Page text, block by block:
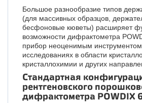
Большое разнообразие типов
(для массивных образцов,
бесфоновые кюветы) расширяет
возможности дифрактометра
прибор неоценимым
исследованиях в области
кристаллохимии и других
Стандартная
рентгеновского
дифрактометра POWDIX